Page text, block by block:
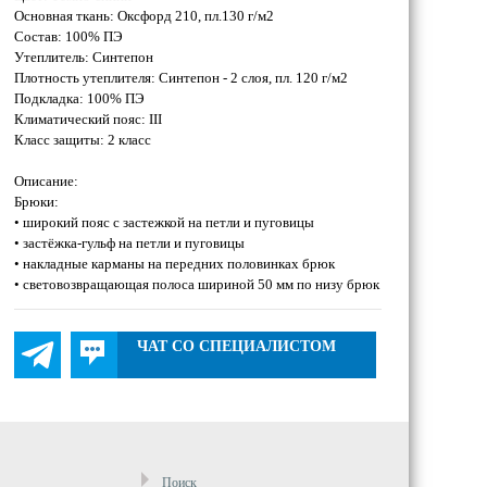
Основная ткань: Оксфорд 210, пл.130 г/м2
Состав: 100% ПЭ
Утеплитель: Синтепон
Плотность утеплителя: Синтепон - 2 слоя, пл. 120 г/м2
Подкладка: 100% ПЭ
Климатический пояс: III
Класс защиты: 2 класс
Описание:
Брюки:
• широкий пояс с застежкой на петли и пуговицы
• застёжка-гульф на петли и пуговицы
• накладные карманы на передних половинках брюк
• световозвращающая полоса шириной 50 мм по низу брюк
ЧАТ СО СПЕЦИАЛИСТОМ
Поиск